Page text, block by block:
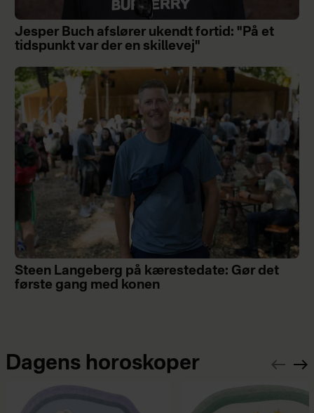
Jesper Buch afslører ukendt fortid: "På et
tidspunkt var der en skillevej"
Steen Langeberg på kærestedate: Gør det
første gang med konen
Dagens horoskoper